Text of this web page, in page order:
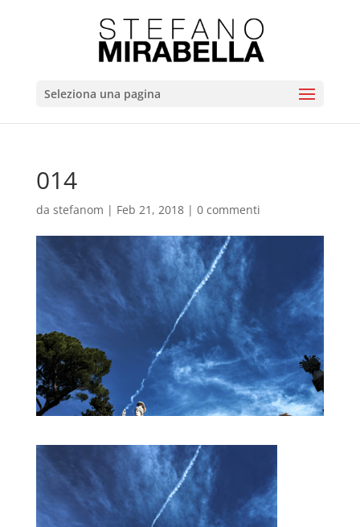
Seleziona una pagina
014
da stefanom | Feb 21, 2018| 0 commenti